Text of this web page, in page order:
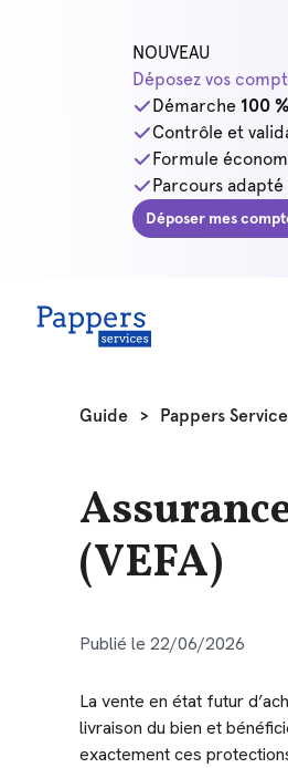
NOUVEAU
Déposez vos
Démarche 100
Contrôle et
Formule
Parcours
Déposer mes
Guide > Pappers
(VEFA)
Publié le 22/06/2026
La vente en état futur
livraison du bien et
exactement ces